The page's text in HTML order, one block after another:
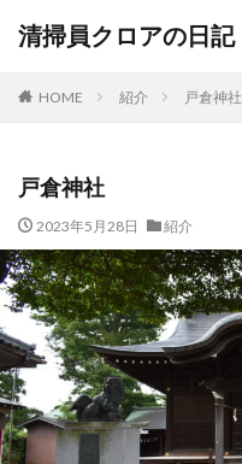
清掃員クロアの日記
HOME 紹介 戸倉神社
戸倉神社
2023年5月28日 紹介